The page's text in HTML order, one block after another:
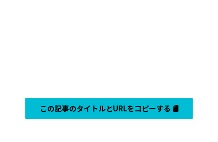
この記事のタイトルとURLをコピーする